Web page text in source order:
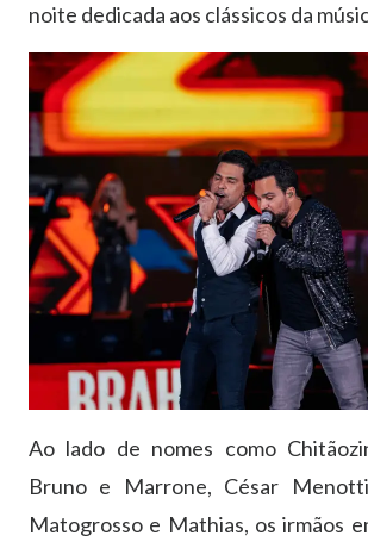
noite dedicada aos clássicos da
Ao lado de nomes como
Bruno e Marrone, César
Matogrosso e Mathias, os irmãos